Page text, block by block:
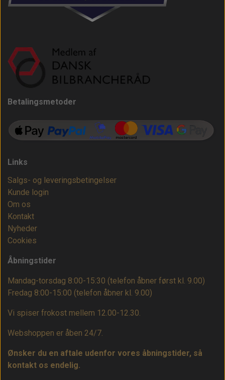
Betalingsmetoder
Links
Salgs- og leveringsbetingelser
Kunde login
Om os
Kontakt
Nyheder
Cookies
Åbningstider
Mandag-torsdag 8:00-15:30 (telefon åbner først kl. 9.00)
Fredag 8:00-15:00 (telefon åbner kl. 9.00)
Vi spiser frokost mellem 12.00-12.30.
Webshoppen er åben 24/7.
Ønsker du en aftale udenfor vores åbningstider, så
kontakt os endelig.